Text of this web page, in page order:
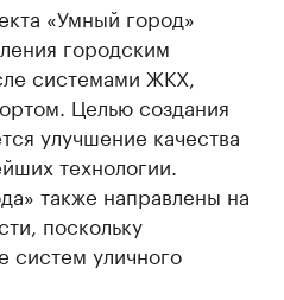
«Умный город»
городским
системами ЖКХ,
Целью создания
улучшение качества
технологии.
также направлены на
поскольку
систем уличного